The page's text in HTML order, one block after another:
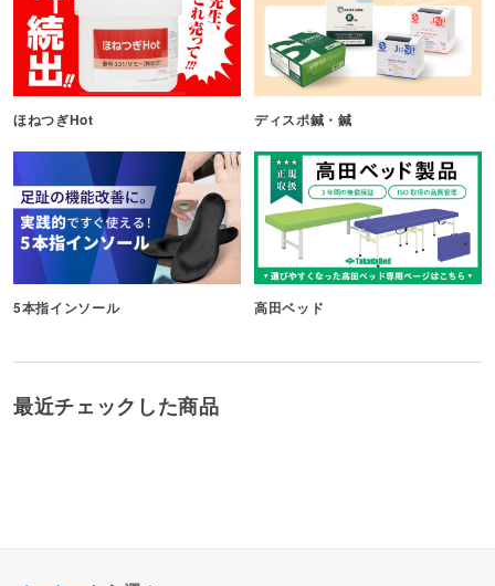
ほねつぎHot ディスポ鍼・鍼
5本指インソール 高田ベッド
最近チェックした商品